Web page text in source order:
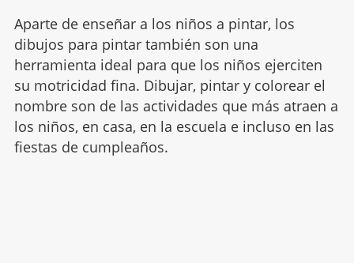
Aparte de enseñar a los niños a pintar, los
dibujos para pintar también son una
herramienta ideal para que los niños ejerciten
su motricidad fina. Dibujar, pintar y colorear el
nombre son de las actividades que más atraen a
los niños, en casa, en la escuela e incluso en las
fiestas de cumpleaños.